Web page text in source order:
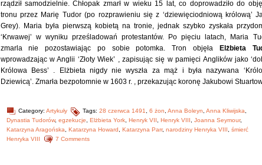
rządził samodzielnie. Chłopak zmarł w wieku 15 lat, co doprowadziło do
tronu przez Marię Tudor (po rozprawieniu się z ‘dziewięciodniową królową’
Grey). Maria była pierwszą kobietą na tronie, jednak szybko zyskała
‘Krwawej’ w wyniku prześladowań protestantów. Po pięciu latach, Maria
zmarla nie pozostawiając po sobie potomka. Tron objęłaElżbieta
wprowadzając w Anglii ‘Złoty Wiek’ , zapisując się w pamięci Anglików jako
Królowa Bess’ . Elżbieta nigdy nie wyszła za mąż i była nazywana
Dziewicą’. Zmarła bezpotomnie w 1603 r. , przekazując koronę Jakubowi
Category: Artykuły Tags: 28 czerwca 1491 6 żon Anna Boleyn Anna Kliwijska
Dynastia Tudorów, egzekucje Elżbieta York, Henryk VII Henryk VIII Joanna Seymour,
Katarzyna Aragońska
Katarzyna Howard Katarzyna Parr, narodziny Henryka VIII
śmierć
Henryka VIII
7 Comments